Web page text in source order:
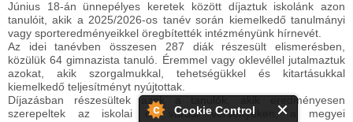
Cookie Control
Június 18-án ünnepélyes keretek között díjaztuk iskolánk azon
tanulóit, akik a 2025/2026-os tanév során kiemelkedő tanulmányi
vagy sporteredményeikkel öregbítették intézményünk hírnevét.
Az idei tanévben összesen 287 diák részesült elismerésben,
közülük 64 gimnazista tanuló. Éremmel vagy oklevéllel jutalmaztuk
azokat, akik szorgalmukkal, tehetségükkel és kitartásukkal
kiemelkedő teljesítményt nyújtottak.
Díjazásban részesültek azok a tanulók, akik eredményesen
szerepeltek az iskolai és városi versenyeken, a megyei